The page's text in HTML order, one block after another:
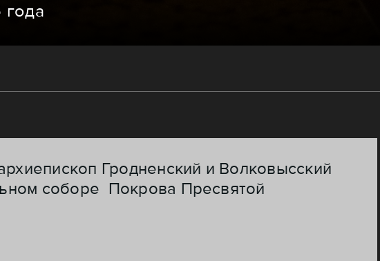
Гродненский и Волковысский
соборе Покрова Пресвятой